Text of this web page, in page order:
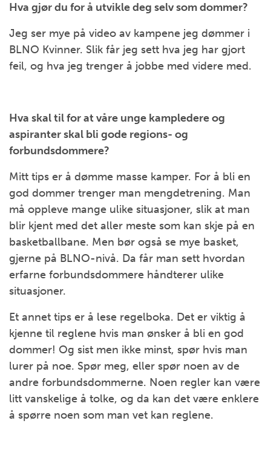
Hva gjør du for å utvikle deg selv som dommer?
Jeg ser mye på video av kampene jeg dømmer i
BLNO Kvinner. Slik får jeg sett hva jeg har gjort
feil, og hva jeg trenger å jobbe med videre med.
Hva skal til for at våre unge kampledere og
aspiranter skal bli gode regions- og
forbundsdommere?
Mitt tips er å dømme masse kamper. For å bli en
god dommer trenger man mengdetrening. Man
må oppleve mange ulike situasjoner, slik at man
blir kjent med det aller meste som kan skje på en
basketballbane. Men bør også se mye basket,
gjerne på BLNO-nivå. Da får man sett hvordan
erfarne forbundsdommere håndterer ulike
situasjoner.
Et annet tips er å lese regelboka. Det er viktig å
kjenne til reglene hvis man ønsker å bli en god
dommer! Og sist men ikke minst, spør hvis man
lurer på noe. Spør meg, eller spør noen av de
andre forbundsdommerne. Noen regler kan være
litt vanskelige å tolke, og da kan det være enklere
å spørre noen som man vet kan reglene.